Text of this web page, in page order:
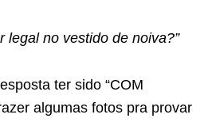
legal no vestido de noiva?”
ter sido “COM
algumas fotos pra provar